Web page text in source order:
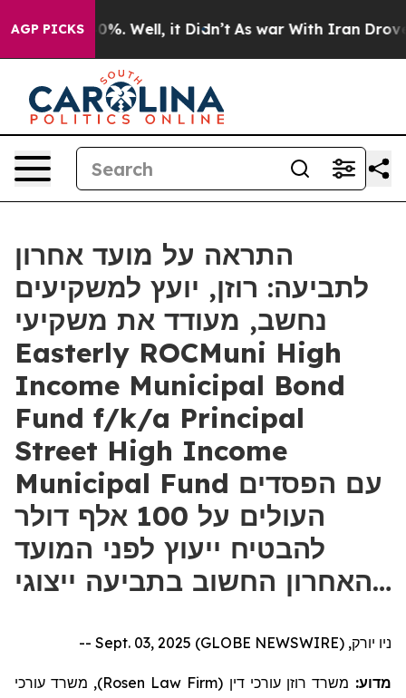
AGP PICKS40%. Well, it Didn’t As war With Iran Drove oil
התראה על מועד אחרון
לתביעה: רוזן, יועץ למשקיעים
נחשב, מעודד את משקיעי
Easterly ROCMuni High
Income Municipal Bond
Fund f/k/a Principal
Street High Income
Municipal Fund עם הפסדים
העולים על 100 אלף דולר
להבטיח ייעוץ לפני המועד
האחרון החשוב בתביעה ייצוגי…
ניו יורק, Sept. 03, 2025 (GLOBE NEWSWIRE) --
מדוע: משרד רוזן עורכי דין (Rosen Law Firm), משרד עורכי